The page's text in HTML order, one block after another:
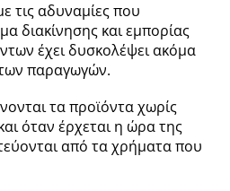
τις αδυναμίες που
διακίνησης και εμπορίας
έχει δυσκολέψει ακόμα
παραγωγών.
τα προϊόντα χωρίς
όταν έρχεται η ώρα της
από τα χρήματα που